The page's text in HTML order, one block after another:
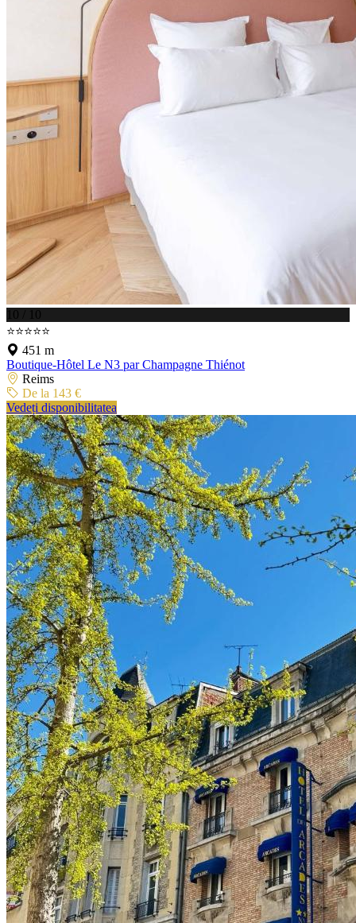
10 / 10
⭐⭐⭐⭐⭐
451 m
Boutique-Hôtel Le N3 par Champagne Thiénot
Reims
De la 143 €
Vedeți disponibilitatea